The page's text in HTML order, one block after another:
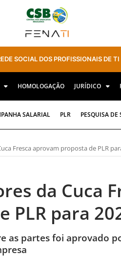
SOCIAL DOS PROFISSIONAIS DE TI
HOMOLOGAÇÃO JURÍDICO
SALARIAL PLR PESQUISA DE
Fresca aprovam proposta de PLR
da Cuca
PLR para
as partes foi aprovado